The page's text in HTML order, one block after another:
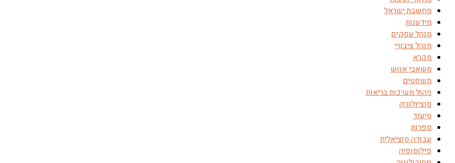
מחשבת ישראל
מידענות
מנהל עסקים
מנהל ציבורי
מקרא
משאבי אנוש
משפטים
ניהול מערכות בריאות
סוציולוגיה
סיעוד
ספרות
עבודה סוציאלית
פילוסופיה